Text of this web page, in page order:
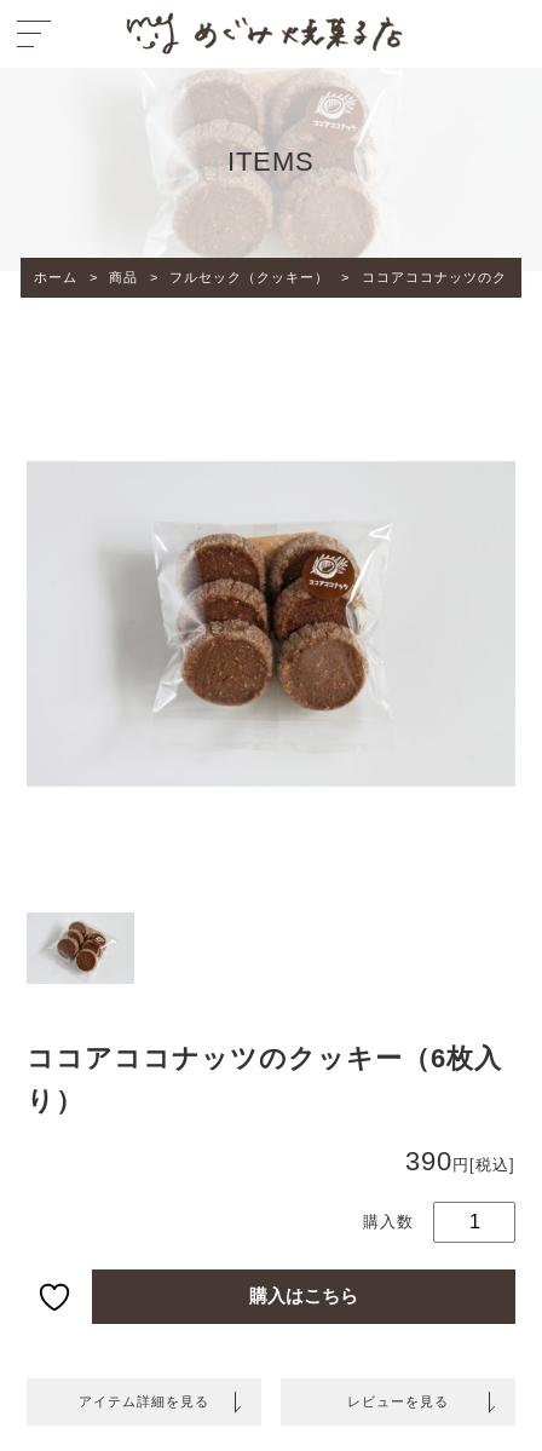
ITEMS
ホーム > 商品 > フルセック（クッキー） > ココアココナッツのクッキ
ココアココナッツのクッキー（6枚入
り）
390 円 [税込]ッ
の
ー
（6
購入はこちら
アイテム詳細を見る レビューを見る